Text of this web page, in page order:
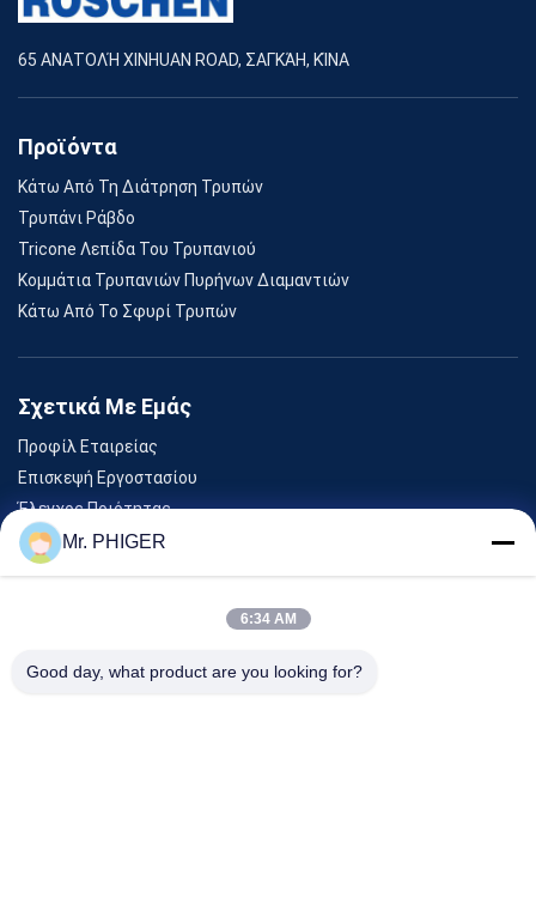
65 ΑΝΑΤΟΛΉ XINHUAN ROAD, ΣΑΓΚΆΗ, ΚΊΝΑ
Προϊόντα
Κάτω Από Τη Διάτρηση Τρυπών
Τρυπάνι Ράβδο
Tricone Λεπίδα Του Τρυπανιού
Κομμάτια Τρυπανιών Πυρήνων Διαμαντιών
Κάτω Από Το Σφυρί Τρυπών
Σχετικά Με Εμάς
Προφίλ Εταιρείας
Επισκεψή Εργοστασίου
Έλεγχος Ποιότητας
Sitemap
Εκδηλώσεις
Mr. PHIGER
6:34 AM
Good day, what product are you looking for?